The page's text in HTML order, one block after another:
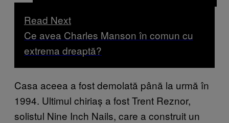
Read Next
Ce avea Charles Manson în comun cu
extrema dreaptă?
Casa aceea a fost demolată până la urmă în
1994. Ultimul chiriaș a fost Trent Reznor,
solistul Nine Inch Nails, care a construit un